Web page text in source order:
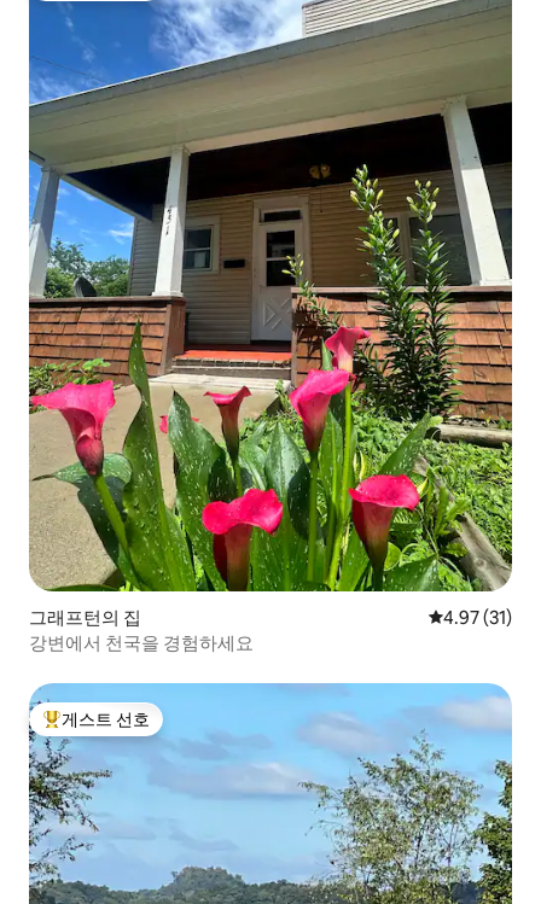
그래프턴의 집 평점 4.97점
4.97 (31)
강변에서 천국을 경험하세요
상위 게스트 선호
게스트 선호